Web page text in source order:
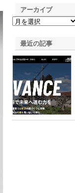
アーカイブ
最近の記事